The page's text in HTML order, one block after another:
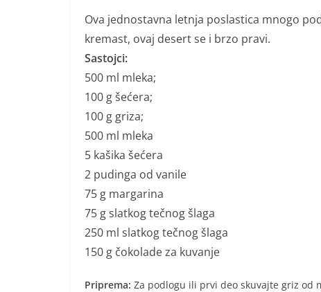
Ova jednostavna letnja poslastica mnogo
kremast, ovaj desert se i brzo pravi.
Sastojci:
500 ml mleka;
100 g šećera;
100 g griza;
500 ml mleka
5 kašika šećera
2 pudinga od vanile
75 g margarina
75 g slatkog tečnog šlaga
250 ml slatkog tečnog šlaga
150 g čokolade za kuvanje
Priprema: Za podlogu ili prvi deo skuvajte griz od